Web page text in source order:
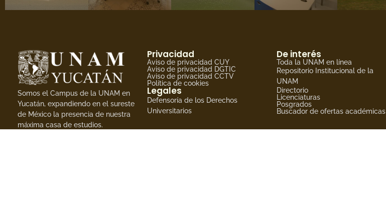
Somos el Campus de la UNAM en
Yucatán, expandiendo en el sureste
de México la presencia de nuestra
máxima casa de estudios.
Privacidad
Aviso de privacidad CUY
Aviso de privacidad DGTIC
Aviso de privacidad CCTV
Política de cookies
Legales
Defensoría de los Derechos
Universitarios
De interés
Toda la UNAM en línea
Repositorio Institucional de la
UNAM
Directorio
Licenciaturas
Posgrados
Buscador de ofertas académicas